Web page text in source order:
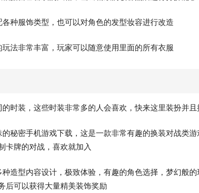
种服饰类型，也可以对角色的发型妆容进行改造
法非常丰富，玩家可以随意使用里面的所有衣服
时装，这些时装非常多的人会喜欢，快来这里装扮并
秘密手机游戏下载，这是一款非常有趣的换装对战类
卡牌的对战，喜欢就加入
造型内容设计，极致体验，有趣的角色选择，梦幻般
后可以获得大量精美装饰奖励